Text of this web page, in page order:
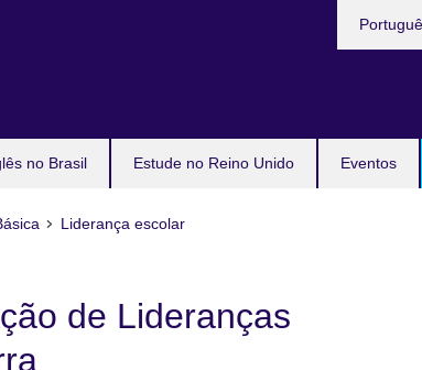
no Brasil Estude no Reino Unido Eventos
Liderança escolar
de Lideranças